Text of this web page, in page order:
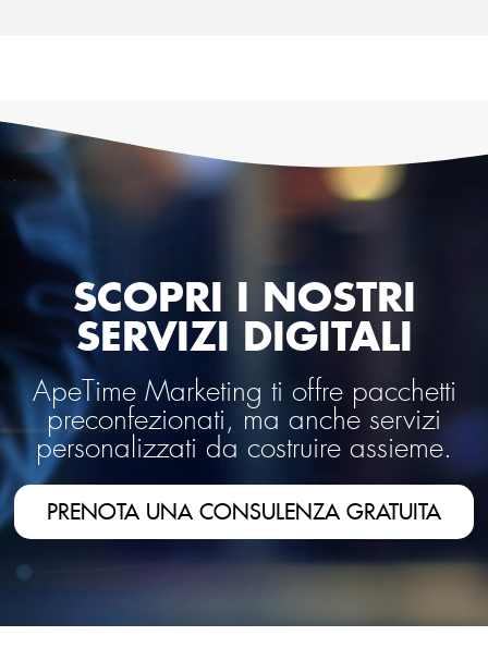
SCOPRI I NOSTRI
SERVIZI DIGITALI
ApeTime Marketing ti offre pacchetti
preconfezionati, ma anche servizi
personalizzati da costruire assieme.
PRENOTA UNA CONSULENZA GRATUITA